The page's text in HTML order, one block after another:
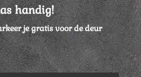
handig!
je gratis voor de deur